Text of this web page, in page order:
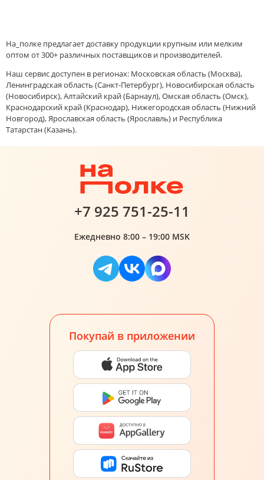
На_полке предлагает доставку продукции крупным или мелким
оптом от 300+ различных поставщиков и производителей.
Наш сервис доступен в регионах: Московская область (Москва),
Ленинградская область (Санкт-Петербург), Новосибирская область
(Новосибирск), Алтайский край (Барнаул), Омская область (Омск),
Краснодарский край (Краснодар), Нижегородская область (Нижний
Новгород), Ярославская область (Ярославль) и Республика
Татарстан (Казань).
+7 925 751-25-11
Ежедневно 8:00 – 19:00 MSK
Покупай в приложении